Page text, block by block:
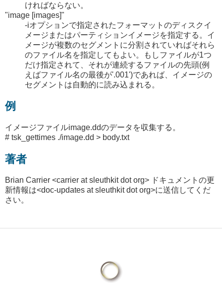
ければならない。
"image [images]"
-iオプションで指定されたフォーマットのディスクイ
メージまたはパーティションイメージを指定する。イ
メージが複数のセグメントに分割されていればそれら
のファイル名を指定してもよい。もしファイルが1つ
だけ指定されて、それが連続するファイルの先頭(例
えばファイル名の最後が'.001')であれば、イメージの
セグメントは自動的に読み込まれる。
例
イメージファイルimage.ddのデータを収集する。
# tsk_gettimes ./image.dd > body.txt
著者
Brian Carrier <carrier at sleuthkit dot org> ドキュメントの更
新情報は<doc-updates at sleuthkit dot org>に送信してくだ
さい。